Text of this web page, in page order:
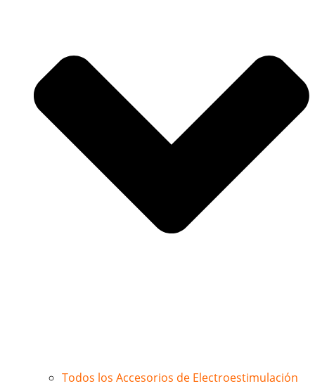
Todos los Accesorios de Electroestimulación